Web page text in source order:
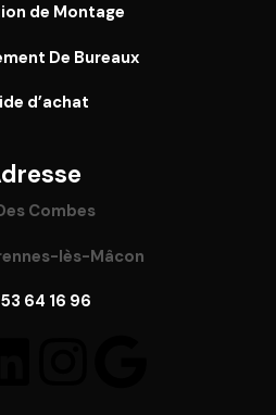
de Montage
De Bureaux
d’achat
Combes
lès-Mâcon
64 16 96